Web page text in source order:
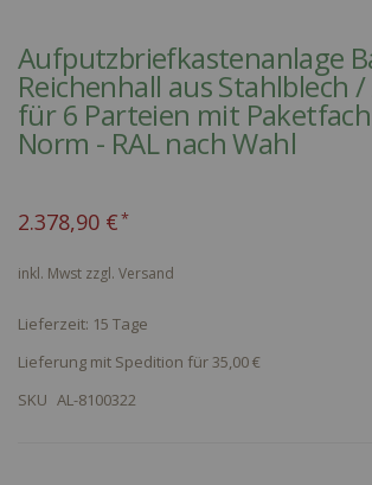
the
beginning
of
the
Aufputzbriefkastenanlage
Reichenhall aus Stahlblech
für 6 Parteien mit
Norm - RAL nach Wahl
2.378,90 €
inkl. Mwst zzgl. Versand
Lieferzeit: 15 Tage
Lieferung mit Spedition für 35,00 €
SKU AL-8100322